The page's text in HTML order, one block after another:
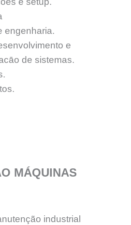
engenharia.
e
de sistemas.
MÁQUINAS
industrial